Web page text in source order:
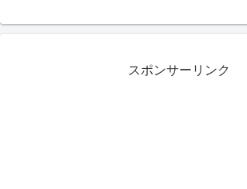
スポンサーリンク